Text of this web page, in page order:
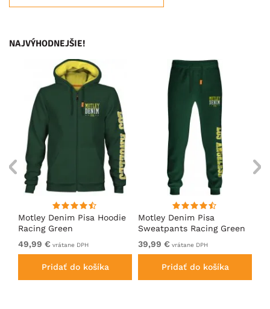
NAJVÝHODNEJŠIE!
Motley Denim Pisa Hoodie
Racing Green
49,99 € vrátane DPH
Pridať do košíka
Motley Denim Pisa
Sweatpants Racing Green
39,99 € vrátane DPH
Pridať do košíka